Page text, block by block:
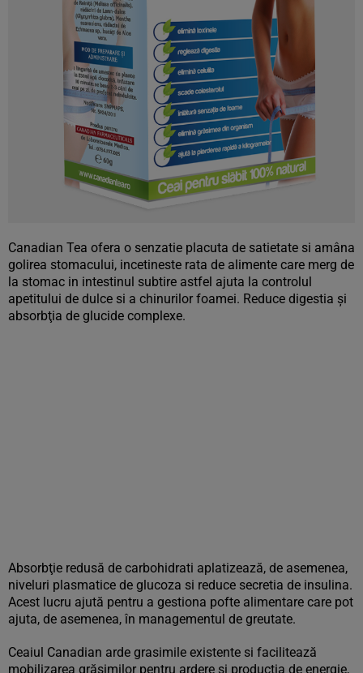
Canadian Tea ofera o senzatie placuta de satietate si amâna
golirea stomacului, incetineste rata de alimente care merg de
la stomac in intestinul subtire astfel ajuta la controlul
apetitului de dulce si a chinurilor foamei. Reduce digestia şi
absorbţia de glucide complexe.
Absorbţie redusă de carbohidrati aplatizează, de asemenea,
niveluri plasmatice de glucoza si reduce secretia de insulina.
Acest lucru ajută pentru a gestiona pofte alimentare care pot
ajuta, de asemenea, în managementul de greutate.
Ceaiul Canadian arde grasimile existente si facilitează
mobilizarea grăsimilor pentru ardere şi producţia de energie,